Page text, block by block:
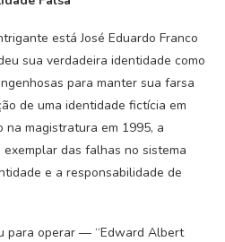
está José Eduardo Franco
sua verdadeira identidade como
para manter sua farsa
de uma identidade fictícia em
na magistratura em 1995, a
das falhas no sistema
e a responsabilidade de
para operar — “Edward Albert